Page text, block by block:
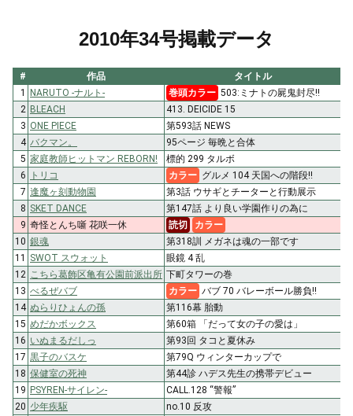
2010年34号掲載データ
# 作品
タイトル
1 NARUTO -ナルト- 巻頭カラー 503:ミナトの屍鬼封尽!!
2 BLEACH
413. DEICIDE 15
3 ONE PIECE
第593話 NEWS
4 バクマン。
95ページ 毎晩と合体
5 家庭教師ヒットマン REBORN!
標的 299 タルボ
6
トリコ カラー グルメ 104 天国への階段!!
7 逢魔ヶ刻動物園
第3話 ウサギとチーターと行動展示
8 SKET DANCE
第147話 より良い学園作りの為に
9 奇怪とんち噺 花咲一休 読切
カラー
10 銀魂
第318訓 メガネは魂の一部です
11
SWOT スウォット
眼鏡 4 乱
12
こちら葛飾区亀有公園前派出所 下町タワーの巻
13 べるぜバブ カラー バブ 70 バレーボール勝負!!
14 ぬらりひょんの孫
第116幕 胎動
15 めだかボックス
第60箱 「だって女の子の愛は」
16 いぬまるだしっ
第93回 タコと夏休み
17 黒子のバスケ
第79Q ウィンターカップで
18 保健室の死神
第44診 ハデス先生の携帯デビュー
19 PSYREN-サイレン-
CALL.128 “警報”
20 少年疾駆
no.10 反攻